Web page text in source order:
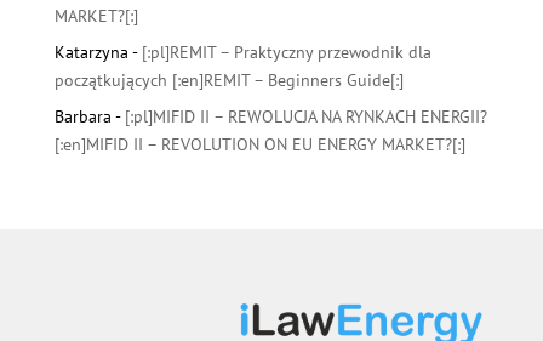
MARKET?[:]
Katarzyna - [:pl]REMIT – Praktyczny przewodnik dla
początkujących [:en]REMIT – Beginners Guide[:]
Barbara - [:pl]MIFID II – REWOLUCJA NA RYNKACH ENERGII?
[:en]MIFID II – REVOLUTION ON EU ENERGY MARKET?[:]